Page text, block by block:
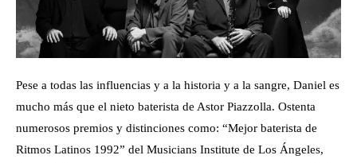
Pese a todas las influencias y a la historia y a la sangre, Daniel es
mucho más que el nieto baterista de Astor Piazzolla. Ostenta
numerosos premios y distinciones como: “Mejor baterista de
Ritmos Latinos 1992” del Musicians Institute de Los Ángeles,